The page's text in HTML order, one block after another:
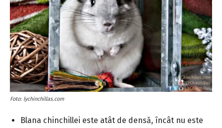
Foto: lychinchillas.com
Blana chinchillei este atât de densă, încât nu este